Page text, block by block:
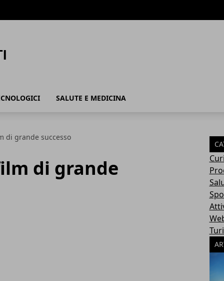
SALUTE E MEDICINA
di grande successo
di grande